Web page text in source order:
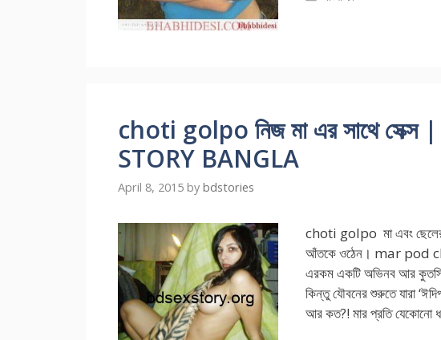
choti golpo নিজ মা এর সাথে
STORY BANGLA
April 8, 2015 by bdstories
choti golpo মা এবং ছেলের
আঁতকে ওঠেন। mar pod
এরকম একটি অভিনব আর
কিন্তু যৌবনের শুরুতে যারা
আর কত?! মার প্রতি যেকোনো